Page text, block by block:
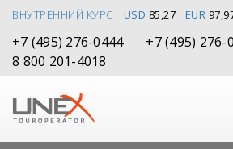
ВНУТРЕННИЙ КУРС USD 85,27 EUR
+7 (495) 276-0444
+7 (495) 276-
8 800 201-4018